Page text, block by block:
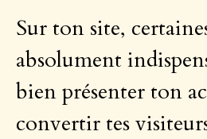
Sur ton site,
absolument
bien présenter ton
convertir tes